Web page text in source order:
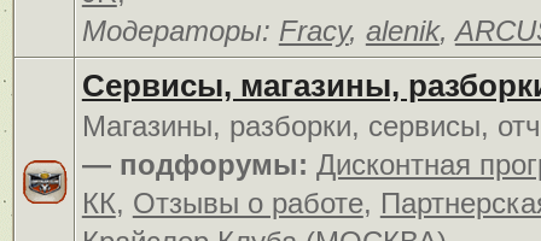
Модераторы: Fracy, alenik,
Сервисы, магазины,
Магазины, разборки, сервисы,
— подфорумы: Дисконтная
КК, Отзывы о работе,